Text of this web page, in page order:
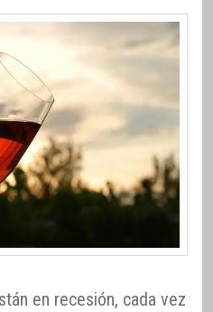
en recesión, cada vez